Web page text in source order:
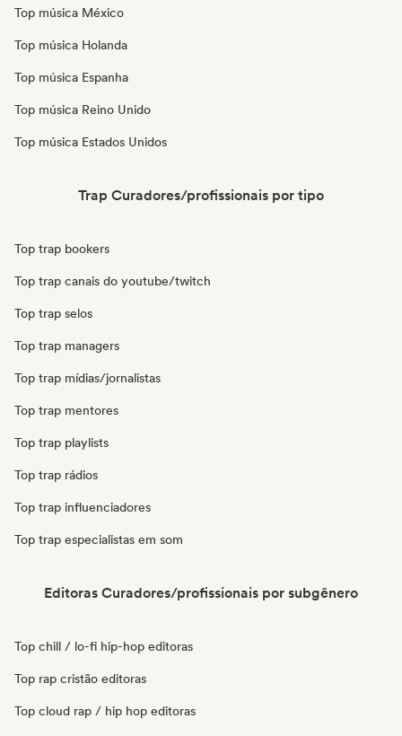
Top música México
Top música Holanda
Top música Espanha
Top música Reino Unido
Top música Estados Unidos
Trap Curadores/profissionais por tipo
Top trap bookers
Top trap canais do youtube/twitch
Top trap selos
Top trap managers
Top trap mídias/jornalistas
Top trap mentores
Top trap playlists
Top trap rádios
Top trap influenciadores
Top trap especialistas em som
Editoras Curadores/profissionais por subgênero
Top chill / lo-fi hip-hop editoras
Top rap cristão editoras
Top cloud rap / hip hop editoras